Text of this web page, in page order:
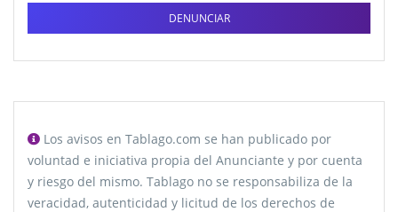
DENUNCIAR
Los avisos en Tablago.com se han publicado por
voluntad e iniciativa propia del Anunciante y por cuenta
y riesgo del mismo. Tablago no se responsabiliza de la
veracidad, autenticidad y licitud de los derechos de